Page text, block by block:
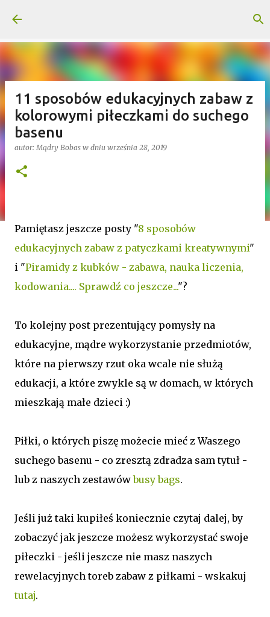
11 sposobów edukacyjnych zabaw z
kolorowymi piłeczkami do suchego
basenu
autor:Mądry Bobas w dniu września 28, 2019
Pamiętasz jeszcze posty "8 sposobów
edukacyjnych zabaw z patyczkami kreatywnymi"
i "Piramidy z kubków - zabawa, nauka liczenia,
kodowania.... Sprawdź co jeszcze..."?
To kolejny post prezentujący pomysły na
edukacyjne, mądre wykorzystanie przedmiotów,
które na pierwszy rzut oka wcale nie służą
edukacji, a które zwykle są w domach, w których
mieszkają małe dzieci :)
Piłki, o których piszę możecie mieć z Waszego
suchego basenu - co zresztą zdradza sam tytuł -
lub z naszych zestawówbusy bags.
Jeśli już taki kupiłeś koniecznie czytaj dalej, by
zobaczyć jak jeszcze możesz wykorzystać swoje
piłeczki - jeśli jeszcze nie masz naszych
rewelacyjnych toreb zabaw z piłkami - wskakuj
tutaj.